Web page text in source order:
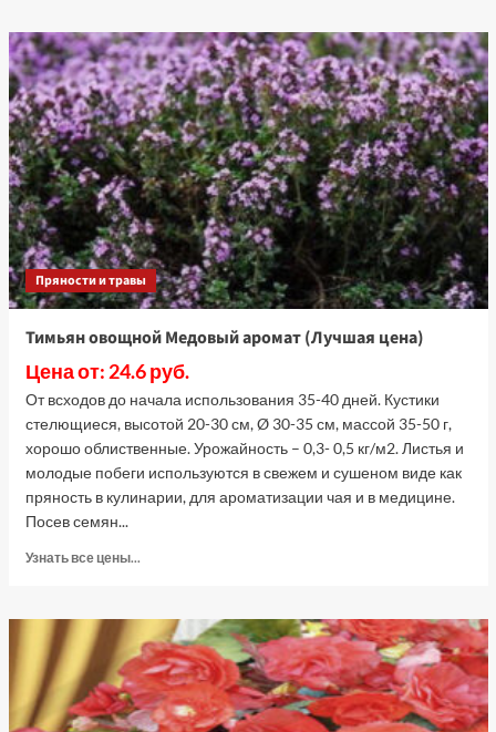
Мелисса
Лимонный
Аромат,
0.2
г
(Лучшая
цена)
Пряности и травы
Тимьян овощной Медовый аромат (Лучшая цена)
Цена от: 24.6 руб.
От всходов до начала использования 35-40 дней. Кустики
стелющиеся, высотой 20-30 см, Ø 30-35 см, массой 35-50 г,
хорошо облиственные. Урожайность – 0,3- 0,5 кг/м2. Листья и
молодые побеги используются в свежем и сушеном виде как
пряность в кулинарии, для ароматизации чая и в медицине.
Посев семян...
Узнать все цены...
Тимьян
овощной
Медовый
аромат
(Лучшая
цена)